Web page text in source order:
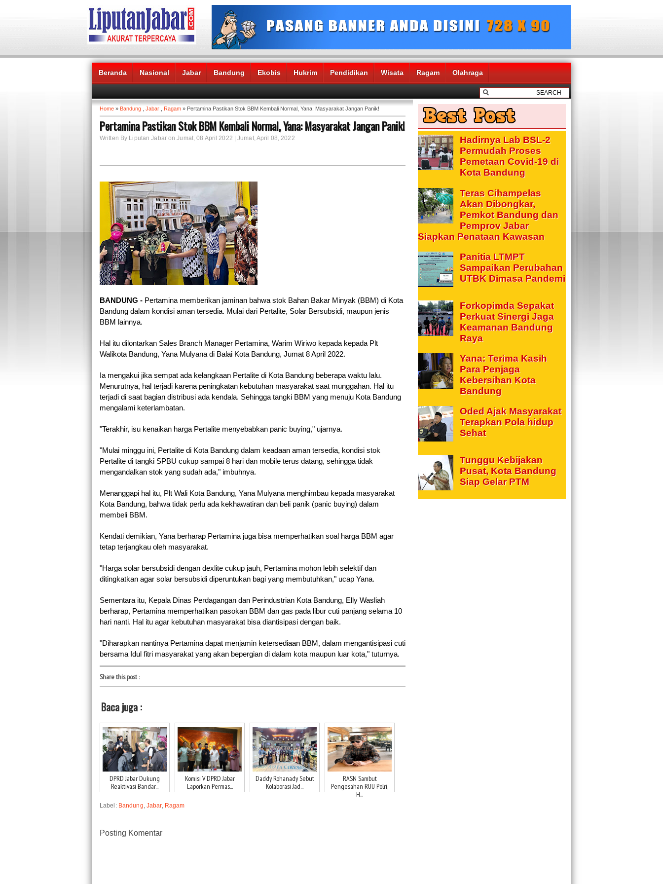
Beranda Nasional Jabar Bandung Ekobis Hukrim Pendidikan Wisata Ragam Olahraga
Headlines News :
Home » Bandung Jabar Ragam » Pertamina Pastikan Stok BBM Kembali Normal, Yana: Masyarakat Jangan Panik!
Pertamina Pastikan Stok BBM Kembali Normal, Yana: Masyarakat Jangan Panik!
Written By Liputan Jabar on Jumat, 08 April 2022 | Jumat, April 08, 2022
BANDUNG - Pertamina memberikan jaminan bahwa stok Bahan Bakar Minyak (BBM) di Kota
Bandung dalam kondisi aman tersedia. Mulai dari Pertalite, Solar Bersubsidi, maupun jenis
BBM lainnya.
Hal itu dilontarkan Sales Branch Manager Pertamina, Warim Wiriwo kepada kepada Plt
Walikota Bandung, Yana Mulyana di Balai Kota Bandung, Jumat 8 April 2022.
Ia mengakui jika sempat ada kelangkaan Pertalite di Kota Bandung beberapa waktu lalu.
Menurutnya, hal terjadi karena peningkatan kebutuhan masyarakat saat munggahan. Hal itu
terjadi di saat bagian distribusi ada kendala. Sehingga tangki BBM yang menuju Kota Bandung
mengalami keterlambatan.
"Terakhir, isu kenaikan harga Pertalite menyebabkan panic buying," ujarnya.
"Mulai minggu ini, Pertalite di Kota Bandung dalam keadaan aman tersedia, kondisi stok
Pertalite di tangki SPBU cukup sampai 8 hari dan mobile terus datang, sehingga tidak
mengandalkan stok yang sudah ada," imbuhnya.
Menanggapi hal itu, Plt Wali Kota Bandung, Yana Mulyana menghimbau kepada masyarakat
Kota Bandung, bahwa tidak perlu ada kekhawatiran dan beli panik (panic buying) dalam
membeli BBM.
Kendati demikian, Yana berharap Pertamina juga bisa memperhatikan soal harga BBM agar
tetap terjangkau oleh masyarakat.
"Harga solar bersubsidi dengan dexlite cukup jauh, Pertamina mohon lebih selektif dan
ditingkatkan agar solar bersubsidi diperuntukan bagi yang membutuhkan," ucap Yana.
Sementara itu, Kepala Dinas Perdagangan dan Perindustrian Kota Bandung, Elly Wasliah
berharap, Pertamina memperhatikan pasokan BBM dan gas pada libur cuti panjang selama 10
hari nanti. Hal itu agar kebutuhan masyarakat bisa diantisipasi dengan baik.
"Diharapkan nantinya Pertamina dapat menjamin ketersediaan BBM, dalam mengantisipasi cuti
bersama Idul fitri masyarakat yang akan bepergian di dalam kota maupun luar kota," tuturnya.
Share this post:
Baca juga :
DPRD Jabar Dukung
Reaktivasi Bandar...
Komisi V DPRD Jabar
Laporkan Permas...
Daddy Rohanady Sebut
Kolaborasi Jad...
RASN Sambut
Pengesahan RUU Polri,
H...
Label: Bandung Jabar, Ragam
Posting Komentar
Hadirnya Lab BSL-2
Permudah Proses
Pemetaan Covid-19 di
Kota Bandung
Teras Cihampelas
Akan Dibongkar,
Pemkot Bandung dan
Pemprov Jabar
Siapkan Penataan Kawasan
Panitia LTMPT
Sampaikan Perubahan
UTBK Dimasa Pandemi
Forkopimda Sepakat
Perkuat Sinergi Jaga
Keamanan Bandung
Raya
Yana: Terima Kasih
Para Penjaga
Kebersihan Kota
Bandung
Oded Ajak Masyarakat
Terapkan Pola hidup
Sehat
Tunggu Kebijakan
Pusat, Kota Bandung
Siap Gelar PTM